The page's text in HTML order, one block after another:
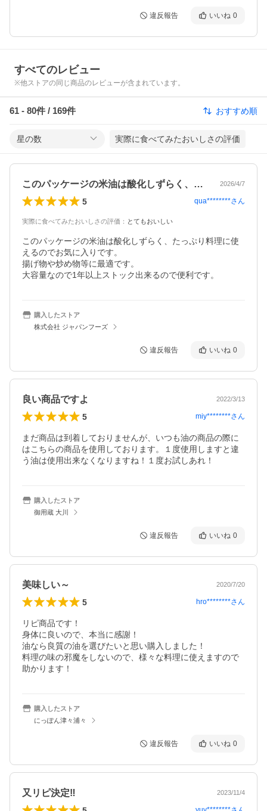
違反報告 いいね 0
すべてのレビュー
※他ストアの同じ商品のレビューが含まれています。
61 - 80件 / 169件 おすすめ順
星の数 実際に食べてみたおいしさの評価
このパッケージの米油は酸化しずらく、た… 2026/4/7
5 qua********さん
実際に食べてみたおいしさの評価 ： とてもおいしい
このパッケージの米油は酸化しずらく、たっぷり料理に使
えるのでお気に入りです。
揚げ物や炒め物等に最適です。
大容量なので1年以上ストック出来るので便利です。
購入したストア
株式会社 ジャパンフーズ
違反報告 いいね 0
良い商品ですよ 2022/3/13
5 miy********さん
まだ商品は到着しておりませんが、いつも油の商品の際に
はこちらの商品を使用しております。１度使用しますと違
う油は使用出来なくなりますね！１度お試しあれ！
購入したストア
御用蔵 大川
違反報告 いいね 0
美味しい～ 2020/7/20
5 hro********さん
リピ商品です！
身体に良いので、本当に感謝！
油なら良質の油を選びたいと思い購入しました！
料理の味の邪魔をしないので、様々な料理に使えますので
助かります！
購入したストア
にっぽん津々浦々
違反報告 いいね 0
又リピ決定‼️ 2023/11/4